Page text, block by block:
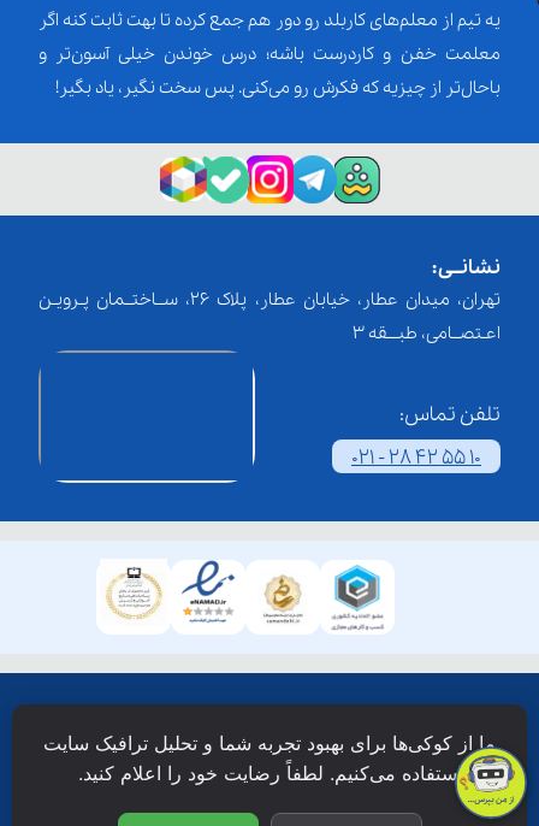
یه تیم از معلم‌‌های کاربلد رو دور هم جمع کرده تا بهت ثابت کنه اگر
معلمت خفن و کاردرست باشه؛ درس خوندن خیلی آسون‌تر و
باحال‌تر از چیزیه که فکرش رو می‌کنی. پس سخت نگیر، یاد بگیر!
نشانــی:
تهران، میدان عطار، خیابان عطار، پلاک 26، ســاختــمان پـرویـن
اعـتصــامی، طبـــقه 3
تلفن تماس:
021 - 28 42 55 10
دانش نویان محفوظ است.
ما از کوکی‌ها برای بهبود تجربه شما و تحلیل ترافیک سایت
استفاده می‌کنیم. لطفاً رضایت خود را اعلام کنید.